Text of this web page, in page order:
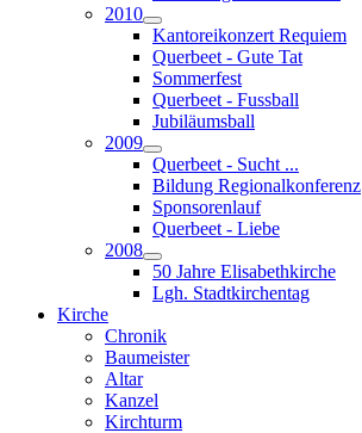
2010
Kantoreikonzert Requiem
Querbeet - Gute Tat
Sommerfest
Querbeet - Fussball
Jubiläumsball
2009
Querbeet - Sucht ...
Bildung Regionalkonferenz
Sponsorenlauf
Querbeet - Liebe
2008
50 Jahre Elisabethkirche
Lgh. Stadtkirchentag
Kirche
Chronik
Baumeister
Altar
Kanzel
Kirchturm